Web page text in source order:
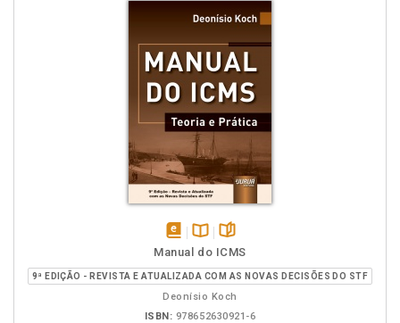
disponível
em
eBook
Disponível
na
B.V.
páginas
Manual do ICMS
9ª EDIÇÃO - REVISTA E ATUALIZADA COM AS NOVAS DECISÕES DO STF
Deonísio Koch
ISBN: 978652630921-6